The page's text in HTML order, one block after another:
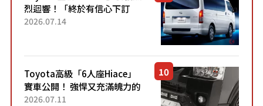
烈迴響！「終於有信心下訂
了！」「哪個等級交車最
車？...
2026.07.14
Toyota高級「6人座Hiace」
實車公開！ 強悍又充滿魄力的
「全黑設計」搭配特別「豪華
2026.07.11